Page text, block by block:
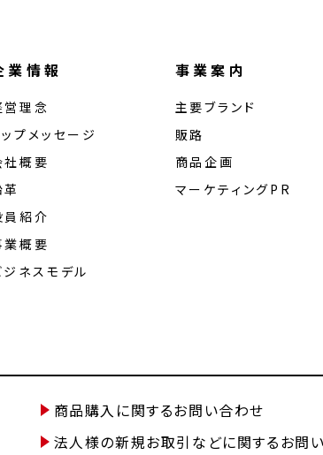
業情報
営理念
ップメッセージ
社概要
革
員紹介
業概要
ジネスモデル
事業案内
主要ブランド
販路
商品企画
マーケティングPR
商品購入に関するお問い合わせ
法人様の新規お取引などに関するお問